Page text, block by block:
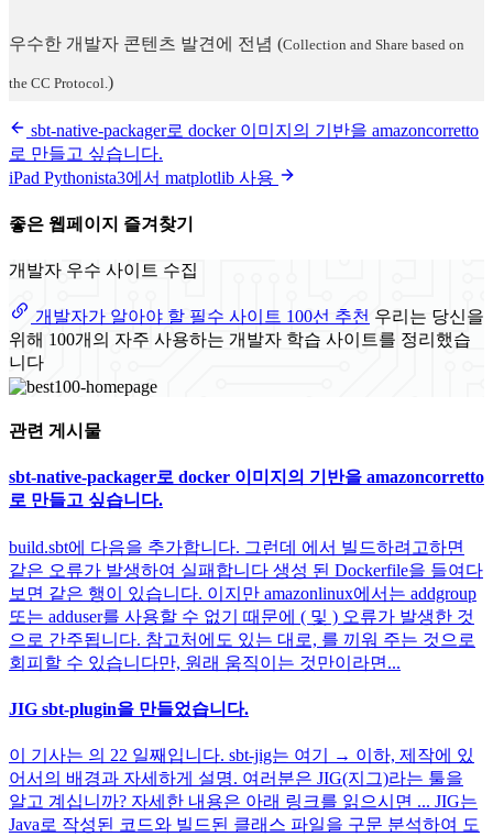
우수한 개발자 콘텐츠 발견에 전념 (Collection and Share based on
the CC Protocol. )
sbt-native-packager로 docker 이미지의 기반을 amazoncorretto
로 만들고 싶습니다.
iPad Pythonista3에서 matplotlib 사용
좋은 웹페이지 즐겨찾기
개발자 우수 사이트 수집
개발자가 알아야 할 필수 사이트 100선 추천 우리는 당신을
위해 100개의 자주 사용하는 개발자 학습 사이트를 정리했습
니다
관련 게시물
sbt-native-packager로 docker 이미지의 기반을 amazoncorretto
로 만들고 싶습니다.
build.sbt에 다음을 추가합니다. 그런데 에서 빌드하려고하면
같은 오류가 발생하여 실패합니다 생성 된 Dockerfile을 들여다
보면 같은 행이 있습니다. 이지만 amazonlinux에서는 addgroup
또는 adduser를 사용할 수 없기 때문에 ( 및 ) 오류가 발생한 것
으로 간주됩니다. 참고처에도 있는 대로, 를 끼워 주는 것으로
회피할 수 있습니다만, 원래 움직이는 것만이라면...
JIG sbt-plugin을 만들었습니다.
이 기사는 의 22 일째입니다. sbt-jig는 여기 → 이하, 제작에 있
어서의 배경과 자세하게 설명. 여러분은 JIG(지그)라는 툴을
알고 계십니까? 자세한 내용은 아래 링크를 읽으시면 ... JIG는
Java로 작성된 코드와 빌드된 클래스 파일을 구문 분석하여 도